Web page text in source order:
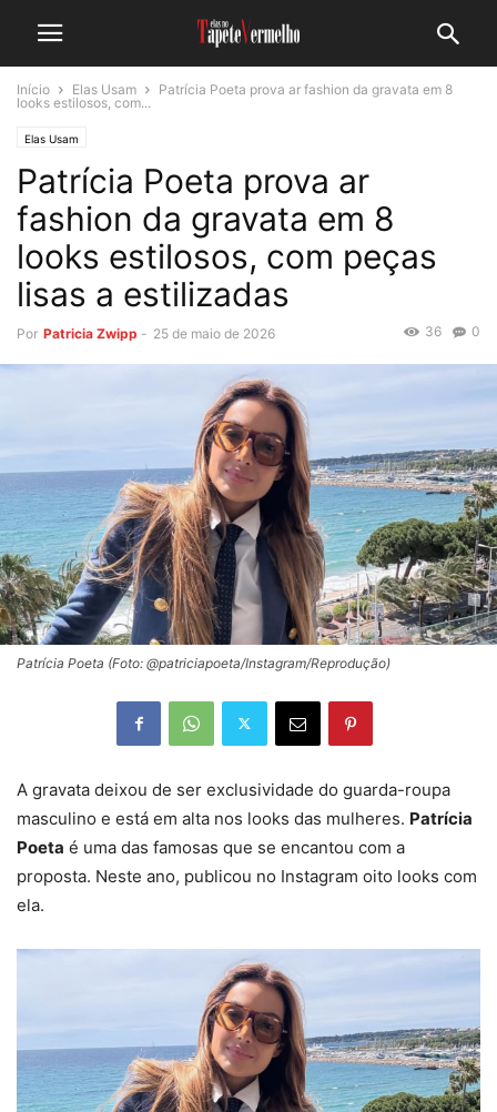
Início Elas Usam
Patrícia Poeta prova ar fashion da gravata em 8
looks estilosos, com...
Elas Usam
Patrícia Poeta prova ar
fashion da gravata em 8
looks estilosos, com peças
lisas a estilizadas
Por Patricia Zwipp - 25 de maio de 2026 0
36
Patrícia Poeta (Foto: @patriciapoeta/Instagram/Reprodução)
A gravata deixou de ser exclusividade do guarda-roupa
masculino e está em alta nos looks das mulheres. Patrícia
Poeta é uma das famosas que se encantou com a
proposta. Neste ano, publicou no Instagram oito looks com
ela.